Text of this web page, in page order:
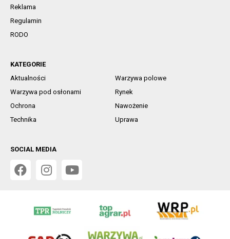
Reklama
Regulamin
RODO
KATEGORIE
Aktualności
Warzywa polowe
Warzywa pod osłonami
Rynek
Ochrona
Nawożenie
Technika
Uprawa
SOCIAL MEDIA